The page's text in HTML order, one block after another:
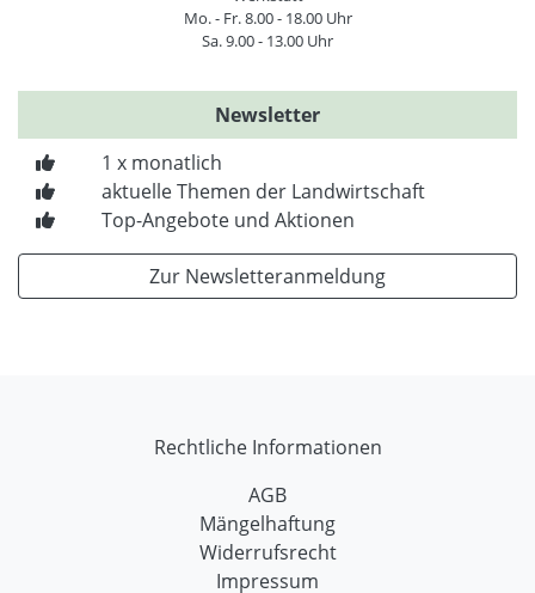
Mo. - Fr. 8.00 - 18.00 Uhr
Sa. 9.00 - 13.00 Uhr
Newsletter
1 x monatlich
aktuelle Themen der Landwirtschaft
Top-Angebote und Aktionen
Zur Newsletteranmeldung
Rechtliche Informationen
AGB
Mängelhaftung
Widerrufsrecht
Impressum